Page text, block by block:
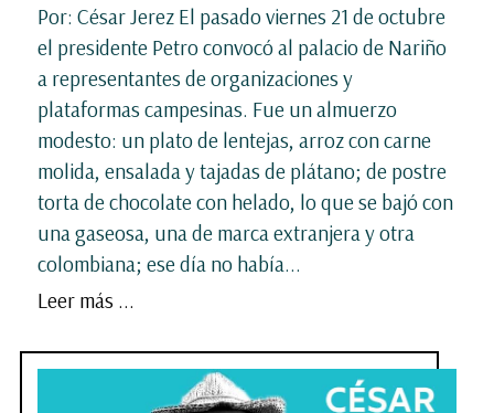
Por: César Jerez El pasado viernes 21 de octubre
el presidente Petro convocó al palacio de Nariño
a representantes de organizaciones y
plataformas campesinas. Fue un almuerzo
modesto: un plato de lentejas, arroz con carne
molida, ensalada y tajadas de plátano; de postre
torta de chocolate con helado, lo que se bajó con
una gaseosa, una de marca extranjera y otra
colombiana; ese día no había...
Leer más ...